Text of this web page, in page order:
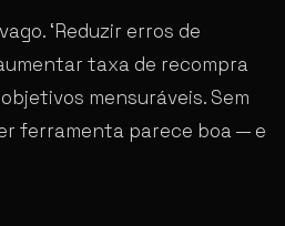
‘Reduzir erros de
taxa de recompra
objetivos mensuráveis. Sem
ferramenta parece boa — e